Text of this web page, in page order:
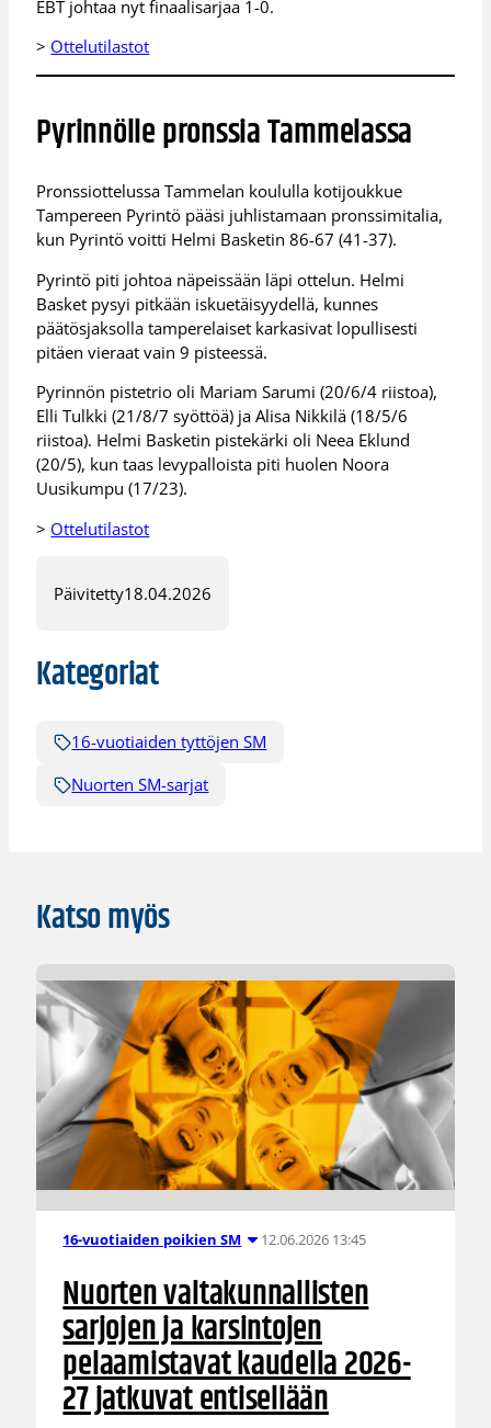
EBT johtaa nyt finaalisarjaa 1-0.
> Ottelutilastot
Pyrinnölle pronssia Tammelassa
Pronssiottelussa Tammelan koululla kotijoukkue
Tampereen Pyrintö pääsi juhlistamaan pronssimitalia,
kun Pyrintö voitti Helmi Basketin 86-67 (41-37).
Pyrintö piti johtoa näpeissään läpi ottelun. Helmi
Basket pysyi pitkään iskuetäisyydellä, kunnes
päätösjaksolla tamperelaiset karkasivat lopullisesti
pitäen vieraat vain 9 pisteessä.
Pyrinnön pistetrio oli Mariam Sarumi (20/6/4 riistoa),
Elli Tulkki (21/8/7 syöttöä) ja Alisa Nikkilä (18/5/6
riistoa). Helmi Basketin pistekärki oli Neea Eklund
(20/5), kun taas levypalloista piti huolen Noora
Uusikumpu (17/23).
> Ottelutilastot
Päivitetty18.04.2026
Kategoriat
16-vuotiaiden tyttöjen SM
Nuorten SM-sarjat
Katso myös
16-vuotiaiden poikien SM 12.06.2026 13:45
Nuorten valtakunnallisten
sarjojen ja karsintojen
pelaamistavat kaudella 2026-
27 jatkuvat entisellään